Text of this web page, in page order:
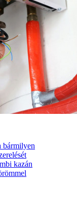
bármilyen
kazán